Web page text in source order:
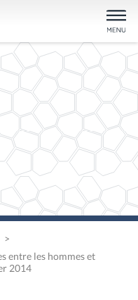
entre les hommes et
2014